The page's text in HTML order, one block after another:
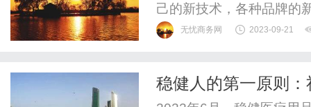
己的新技术，各种品牌的
方面都优秀、并且物超所
下睿蓝7的价格和配置你
无忧商务网 2023-09-21
稳健人的第一原则